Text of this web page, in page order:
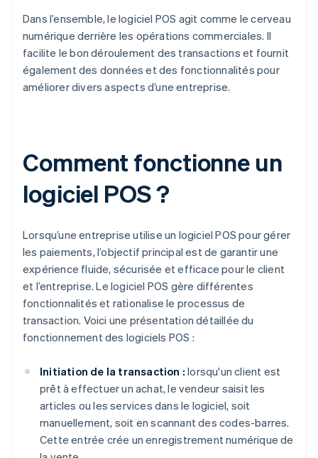
Dans l’ensemble, le logiciel POS agit comme le cerveau
numérique derrière les opérations commerciales. Il
facilite le bon déroulement des transactions et fournit
également des données et des fonctionnalités pour
améliorer divers aspects d’une entreprise.
Comment fonctionne un
logiciel POS ?
Lorsqu’une entreprise utilise un logiciel POS pour gérer
les paiements, l’objectif principal est de garantir une
expérience fluide, sécurisée et efficace pour le client
et l’entreprise. Le logiciel POS gère différentes
fonctionnalités et rationalise le processus de
transaction. Voici une présentation détaillée du
fonctionnement des logiciels POS :
Initiation de la transaction : lorsqu'un client est
prêt à effectuer un achat, le vendeur saisit les
articles ou les services dans le logiciel, soit
manuellement, soit en scannant des codes-barres.
Cette entrée crée un enregistrement numérique de